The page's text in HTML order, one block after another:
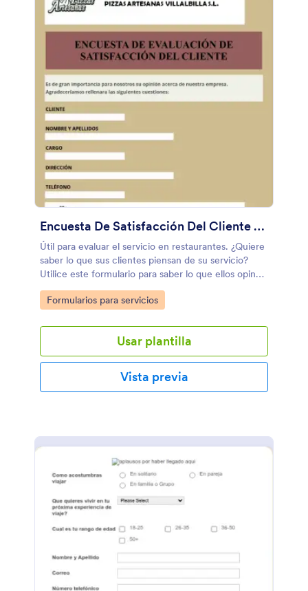
Encuesta De Satisfacción Del Cliente De Restaurante
Útil para evaluar el servicio en restaurantes. ¿Quiere
saber lo que sus clientes piensan de su servicio?
Utilice este formulario para saber lo que ellos opinan
y las áreas en las que puede mejorar.
Go to Category:
Formularios para servicios
Usar plantilla
Vista previa